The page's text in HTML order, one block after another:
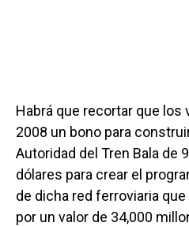
Habrá que recortar que los
2008 un bono para
Autoridad del Tren Bala de
dólares para crear el
de dicha red ferroviaria
por un valor de 34,000